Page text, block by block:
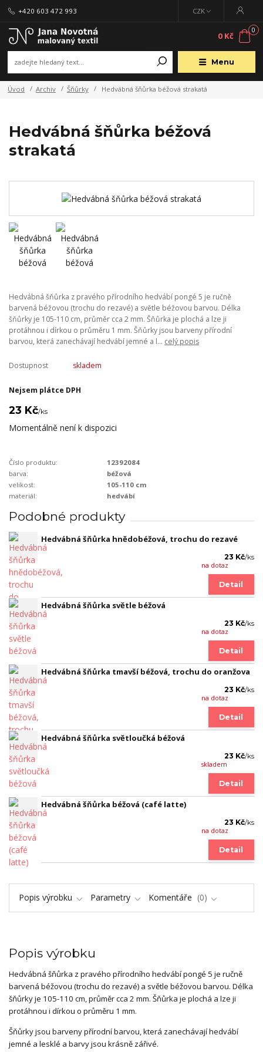
Menu
CZK
+420 603 472 993
0
0 Kč
Úvod Archiv Šňůrky Hedvábná šňůrka béžová strakatá
Hedvábná šňůrka béžová
strakatá
Hedvábná šňůrka z pravého přírodního hedvábí pongé 5 je ručně
barvená béžovou (trochu do rezavé) a světle béžovou barvou. Délka
šňůrky je 105-110 cm, průměr cca 2 mm. Šňůrka je plochá a lze ji
protáhnou i dírkou o průměru 1 mm. Šňůrky jsou barveny přírodní
barvou, která zanechávají hedvábí jemné a l... celý popis
Dostupnost skladem
Nejsem plátce DPH
23 Kč/ks
Momentálně není k dispozici
Číslo produktu:
12392084
barva:
béžová
velikost:
105-110 cm
materiál:
hedvábí
Podobné produkty
Hedvábná šňůrka hnědobéžová, trochu do rezavé
23 Kč/ks
na dotaz
Detail
Hedvábná šňůrka světle béžová
23 Kč/ks
na dotaz
Detail
Hedvábná šňůrka tmavší béžová, trochu do oranžova
23 Kč/ks
na dotaz
Detail
Hedvábná šňůrka světloučká béžová
23 Kč/ks
skladem
Detail
Hedvábná šňůrka béžová (café latte)
23 Kč/ks
na dotaz
Detail
Popis výrobku Parametry Komentáře 0
Popis výrobku
Hedvábná šňůrka z pravého přírodního hedvábí pongé 5 je ručně
barvená béžovou (trochu do rezavé) a světle béžovou barvou. Délka
šňůrky je 105-110 cm, průměr cca 2 mm. Šňůrka je plochá a lze ji
protáhnou i dírkou o průměru 1 mm.
Šňůrky jsou barveny přírodní barvou, která zanechávají hedvábí
jemné a lesklé a barvy jsou krásně zářivé.